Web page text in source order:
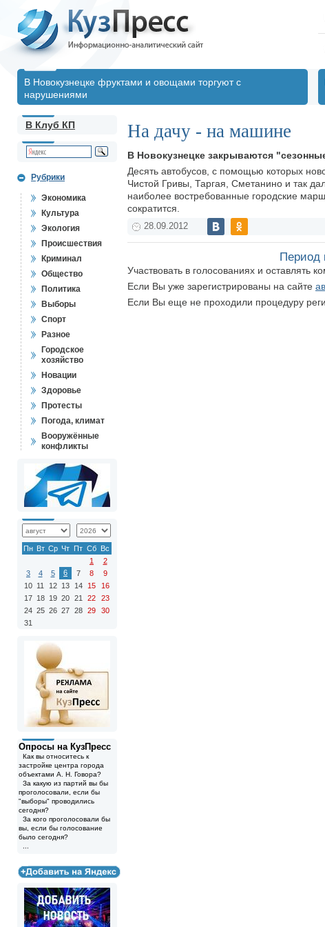
В Новокузнецке фруктами и овощами торгуют с
нарушениями
В Клуб КП
Рубрики
Экономика
Культура
Экология
Происшествия
Криминал
Общество
Политика
Выборы
Спорт
Разное
Городское
хозяйство
Новации
Здоровье
Протесты
Погода, климат
Вооружённые
конфликты
Пн Вт Ср Чт Пт Сб Вс
1
2
3
4 5 6 7 8
9
10 11 12 13 14 15
16
17 18 19 20 21 22
23
24 25 26 27 28 29
30
31
Опросы на КузПресс
Как вы относитесь к
застройке центра города
объектами А. Н. Говора?
За какую из партий вы бы
проголосовали, если бы
"выборы" проводились
сегодня?
За кого проголосовали бы
вы, если бы голосование
было сегодня?
На дачу - на машине
В Новокузнецке закрываются
Десять автобусов, с помощью которых
Чистой Гривы, Таргая, Сметанино и так
наиболее востребованные городские
сократится.
28.09.2012
Период
Участвовать в голосованиях и оставлять
Если Вы уже зарегистрированы на сайте
Если Вы еще не проходили процедуру